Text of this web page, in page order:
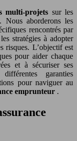
multi-projets sur les
. Nous aborderons les
rencontrés par
stratégies à adopter
risques. L’objectif est
pour aider chaque
et à sécuriser ses
garanties
pour naviguer au
emprunteur .